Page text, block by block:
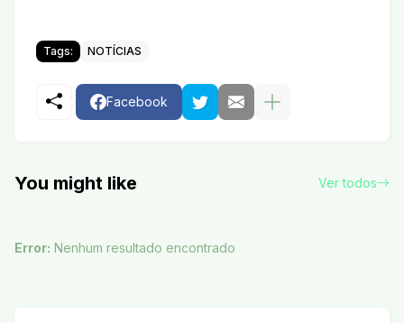
Tags: NOTÍCIAS
Facebook
You might like Ver todos
Error: Nenhum resultado encontrado